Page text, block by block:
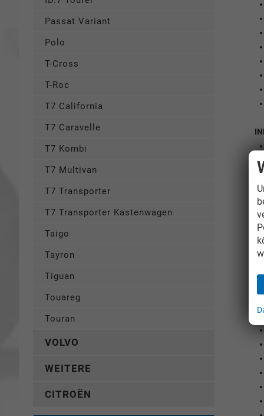
Passat Variant
Polo
T-Cross
T-Roc
T7 California
T7 Caravelle
T7 Kombi
T7 Multivan
T7 Transporter
T7 Transporter Kastenwagen
Taigo
Tayron
Tiguan
Touareg
Touran
VOLVO
WEITERE
CITROËN